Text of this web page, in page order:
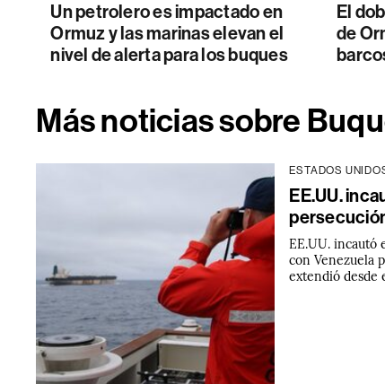
Un petrolero es impactado en
Ormuz y las marinas elevan el
nivel de alerta para los buques
El
de
Más noticias sobre
ESTADOS
EE.UU.
EE.UU. incautó
con Venezuela
extendió desde